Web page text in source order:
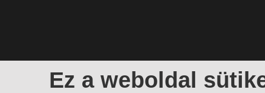
Ez a weboldal